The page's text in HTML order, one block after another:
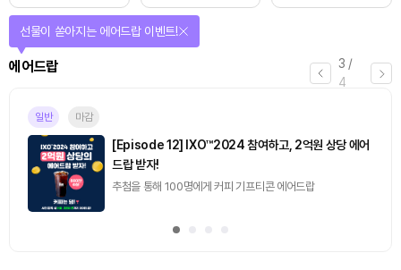
3 /
4
에어드랍
선물이 쏟아지는 에어드랍 이벤트!
일반 마감
[Episode 12] IXO™2024 참여하고, 2억원 상당 에어
드랍 받자!
추첨을 통해 100명에게 커피 기프티콘 에어드랍